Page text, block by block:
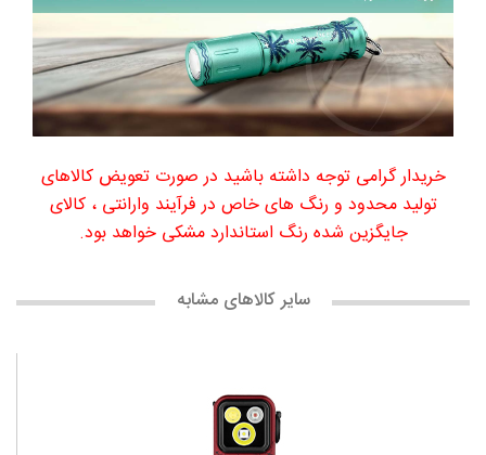
خریدار گرامی توجه داشته باشید در صورت تعویض کالاهای
تولید محدود و رنگ های خاص در فرآیند وارانتی ، کالای
جایگزین شده رنگ استاندارد مشکی خواهد بود.
سایر کالاهای مشابه